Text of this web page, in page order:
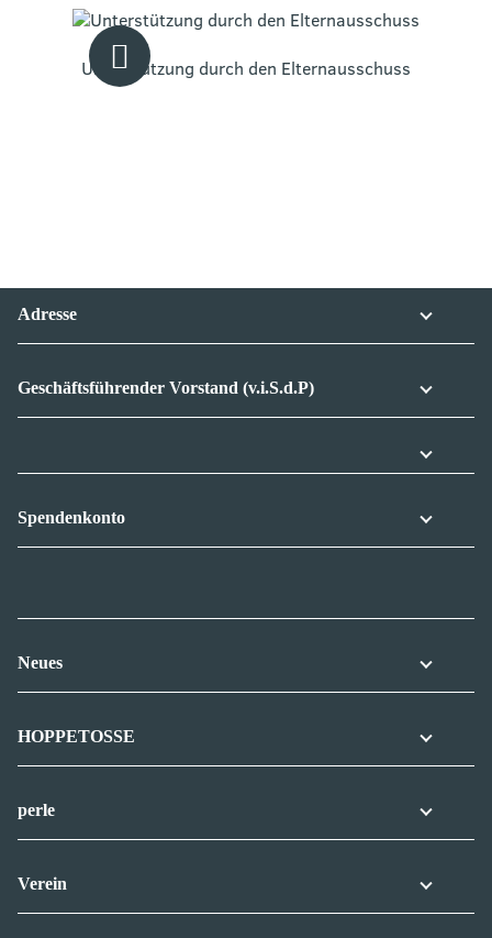
Adresse
Geschäftsführender Vorstand (v.i.S.d.P)
Spendenkonto
Neues
HOPPETOSSE
perle
Verein